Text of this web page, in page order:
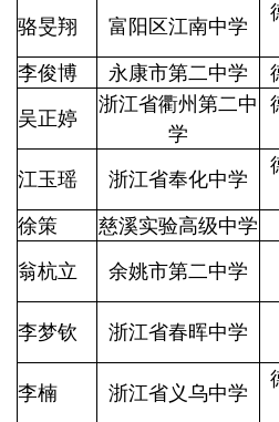
骆旻翔 富阳区江南中学
李俊博
永康市第二中学
吴正婷
浙江省衢州第二中
学
江玉瑶 浙江省奉化中学
徐策
慈溪实验高级中学
翁杭立 余姚市第二中学
李梦钦 浙江省春晖中学
李楠 浙江省义乌中学